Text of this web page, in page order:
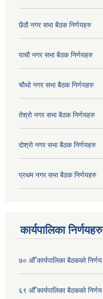
छैठौ नगर सभा बैठक निर्णयहरु
पाचौ नगर सभा बैठक निर्णयहरु
चौथो नगर सभा बैठक निर्णयहरु
तेश्रो नगर सभा बैठक निर्णयहरु
दोश्रो नगर सभा बैठक निर्णयहरु
प्रथम नगर सभा बैठक निर्णयहरु
कार्यपालिका निर्णयहरु
७० औँ कार्यपालिका बैठकको निर्णय
६९ औँ कार्यपालिका बैठकको निर्णय